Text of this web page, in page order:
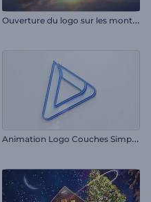
O
uverture du logo sur les montagnes
A
nimation Logo Couches Simples